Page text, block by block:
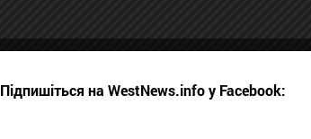
Підпишіться на WestNews.info у Facebook: